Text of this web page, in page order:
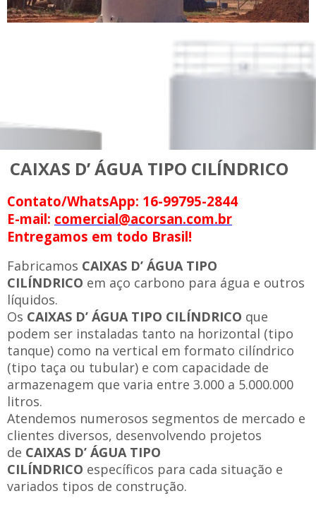
CAIXAS D’ ÁGUA TIPO CILÍNDRICO
Contato/WhatsApp: 16-99795-2844
E-mail: comercial@acorsan.com.br
Entregamos em todo Brasil!
Fabricamos CAIXAS D’ ÁGUA TIPO
CILÍNDRICO em aço carbono para água e outros
líquidos.
Os CAIXAS D’ ÁGUA TIPO CILÍNDRICO que
podem ser instaladas tanto na horizontal (tipo
tanque) como na vertical em formato cilíndrico
(tipo taça ou tubular) e com capacidade de
armazenagem que varia entre 3.000 a 5.000.000
litros.
Atendemos numerosos segmentos de mercado e
clientes diversos, desenvolvendo projetos
de CAIXAS D’ ÁGUA TIPO
CILÍNDRICO específicos para cada situação e
variados tipos de construção.